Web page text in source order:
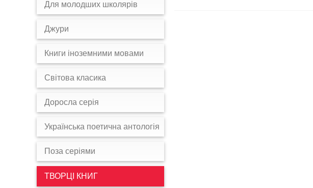
Для молодших школярів
Джури
Книги іноземними мовами
Світова класика
Доросла серія
Українська поетична антологія
Поза серіями
ТВОРЦІ КНИГ